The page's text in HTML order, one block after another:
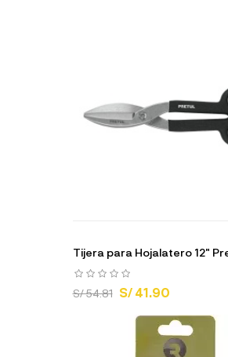
Tijera para Hojalatero 12"
S/ 54.81 S/ 41.90